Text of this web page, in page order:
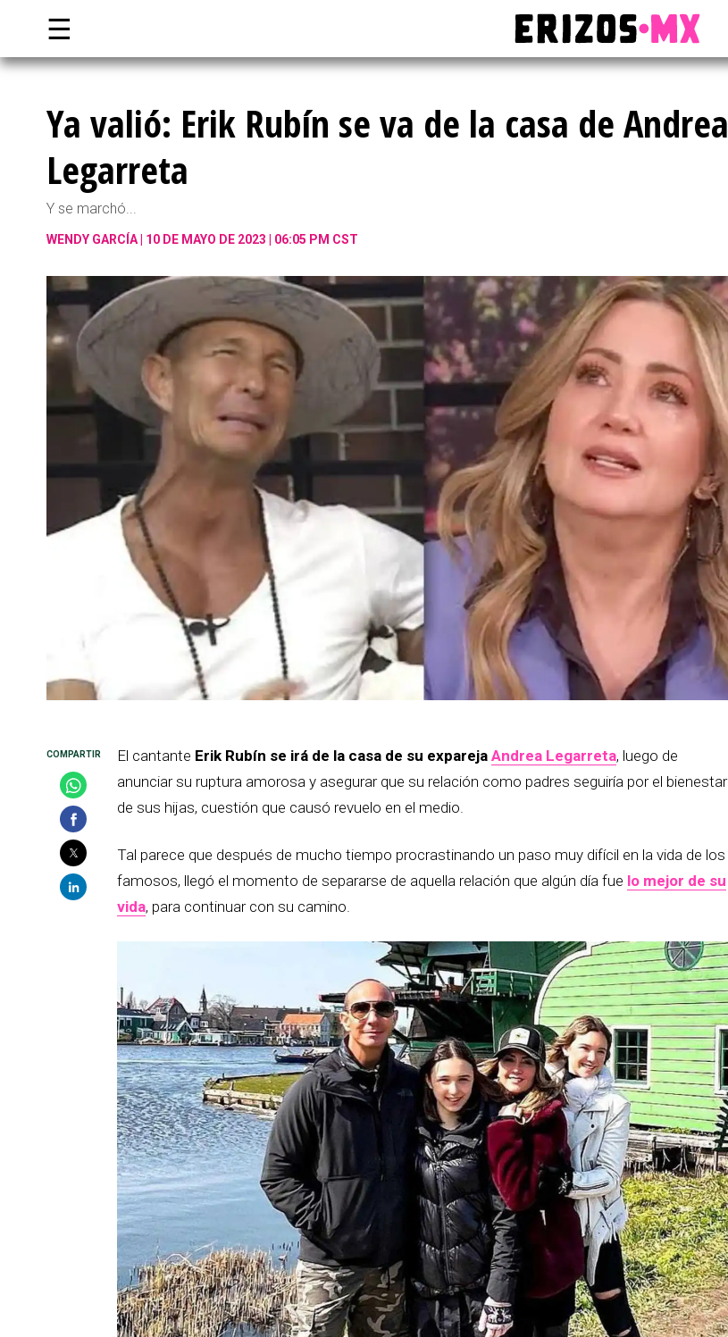
☰
Ya valió: Erik Rubín se va de la casa de Andrea
Legarreta
Y se marchó...
WENDY GARCÍA 10 DE MAYO DE 2023 | 06:05 PM CST
El cantante Erik Rubín se irá de la casa de su expareja Andrea Legarreta, luego de
anunciar su ruptura amorosa y asegurar que su relación como padres seguiría por el bienestar
de sus hijas, cuestión que causó revuelo en el medio.
Tal parece que después de mucho tiempo procrastinando un paso muy difícil en la vida de los
famosos, llegó el momento de separarse de aquella relación que algún día fue lo mejor de su
vida, para continuar con su camino.